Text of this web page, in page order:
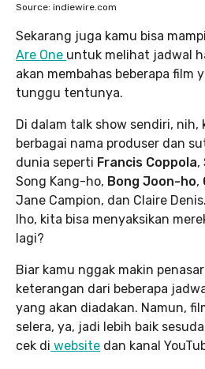
Source: indiewire.com
Sekarang juga kamu bisa
Are One untuk melihat jadwal
akan membahas beberapa
tunggu tentunya.
Di dalam talk show sendiri, nih,
berbagai nama produser dan
dunia seperti Francis Coppola,
Song Kang-ho, Bong Joon-ho,
Jane Campion, dan Claire
lho, kita bisa menyaksikan
lagi?
Biar kamu nggak makin
keterangan dari beberapa
yang akan diadakan. Namun,
selera, ya, jadi lebih baik
cek di website dan kanal